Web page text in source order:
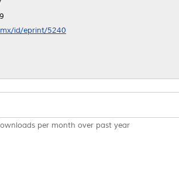
id/eprint/5240
per month over past year